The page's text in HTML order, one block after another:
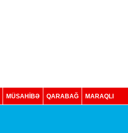
MÜSAHİBƏ QARABAĞ MARAQLI